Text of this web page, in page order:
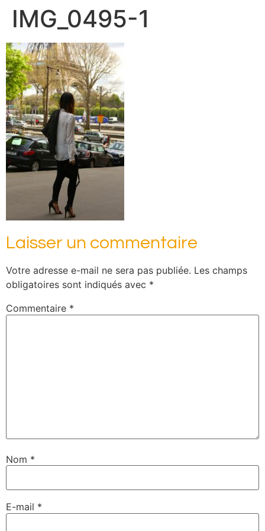
IMG_0495-1
Laisser un commentaire
Votre adresse e-mail ne sera pas publiée. Les champs
obligatoires sont indiqués avec *
Commentaire *
Nom *
E-mail *